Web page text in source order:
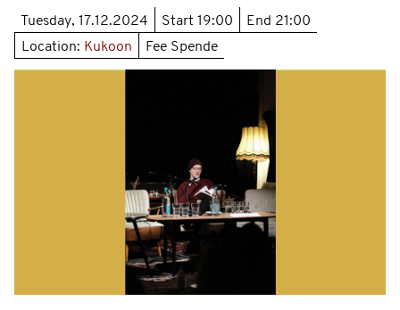
Tuesday, 17.12.2024 Start 19:00 End 21:00
Location: Kukoon Fee Spende